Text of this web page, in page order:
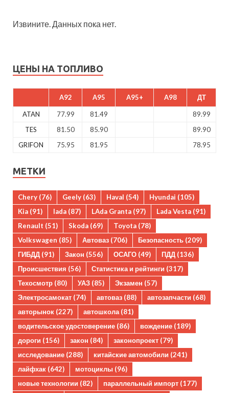
Извините. Данных пока нет.
ЦЕНЫ НА ТОПЛИВО
A92 A95 A95+ A98 ДТ
ATAN 77.99 81.49
89.99
TES
81.50 85.90
89.90
GRIFON
75.95 81.95 78.95
МЕТКИ
Chery (76) Geely (63) Haval (54) Hyundai (105)
Kia (91) lada (87) LAda Granta (97) Lada Vesta (91)
Renault (51) Skoda (69) Toyota (78)
Volkswagen (85) Автоваз (706) Безопасность (209)
ГИБДД (91) Закон (556) ОСАГО (49) ПДД (136)
Происшествия (56) Статистика и рейтинги (317)
Техосмотр (80) УАЗ (85) Экзамен (57)
Электросамокат (74) автоваз (88) автозапчасти (68)
авторынок (227) автошкола (81)
водительское удостоверение (86) вождение (189)
дороги (156) закон (84) законопроект (79)
исследование (288) китайские автомобили (241)
лайфхак (642) мотоциклы (96)
новые технологии (82) параллельный импорт (177)